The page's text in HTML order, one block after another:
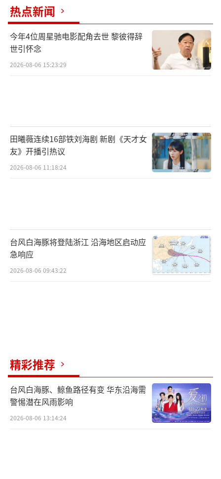
热点新闻
今年4位周星驰电影配角去世 黎彼得辞
世引怀念
2026-08-06 15:23:29
田曦薇连续16部铁刘海剧 新剧《天才女
友》开播引热议
2026-08-06 11:18:24
台风白海豚将登陆浙江 沿海地区启动应
急响应
2026-08-06 09:43:22
精彩推荐
台风白海豚、鲸鱼路径有变 华东沿海需
警惕潜在风雨影响
2026-08-06 13:14:24